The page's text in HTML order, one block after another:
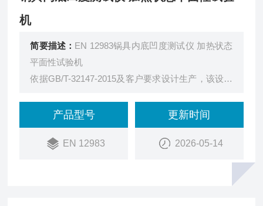
机
简要描述： EN 12983锅具内底凹度测试仪 加热状态
平面性试验机
依据GB/T-32147-2015及客户要求设计生产，该设备
用，是产品全检，控制合格率的理想设备，五边限位
可根据不同尺寸不同形状炊具快速调节定位。
产品型号
EN 12983
更新时间
2026-05-14